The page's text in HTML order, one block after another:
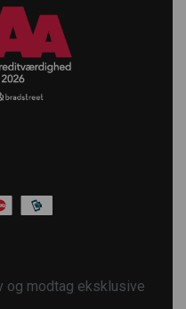
og modtag eksklusive